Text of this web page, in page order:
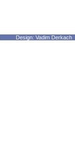
Design: Vadim Derkach